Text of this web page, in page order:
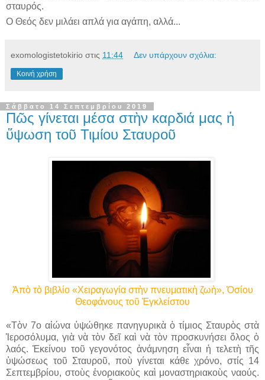
σταυρός.
Ο Θεός δεν μιλάει απλά για αγάπη, αλλά...
exomologistetokirio στις 11:44 Δεν υπάρχουν σχόλια:
Κοινή χρήση
Σάββατο 14 Σεπτεμβρίου 2019
Πῶς γίνεται μέσα στὴν καρδιά μας ἡ
ὕψωση τοῦ Τιμίου Σταυροῦ
Ἀπὸ τὸ βιβλίο «Χειραγωγία στὴν πνευματικὴ ζωὴ», Ὁσίου
Θεοφάνους τοῦ Ἐγκλείστου
«Τὸν 7ο αἰώνα ὑψώθηκε πανηγυρικὰ ὁ τίμιος Σταυρὸς στὰ
Ἱεροσόλυμα, γιὰ νὰ τὸν δεῖ καὶ νὰ τὸν προσκυνήσει ὅλος ὁ
λαός. Ἐκείνου τοῦ γεγονότος ἀνάμνηση εἶναι ἡ τελετὴ τῆς
ὑψώσεως τοῦ Σταυροῦ, ποὺ γίνεται κάθε χρόνο, στίς 14
Σεπτεμβρίου, στοὺς ἐνοριακοὺς καὶ μοναστηριακοὺς ναούς.